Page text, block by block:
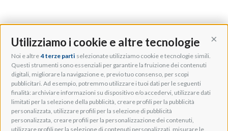
Utilizziamo i cookie e altre tecnologie
Noi e altre 4 terze parti selezionate utilizziamo cookie e tecnologie simili.
Questi strumenti sono essenziali per garantire la fruizione dei contenuti
digitali, migliorare la navigazione e, previo tuo consenso, per scopi
pubblicitari. Ad esempio, potremmo utilizzare i tuoi dati per le seguenti
finalità: archiviare informazioni su dispositivo e/o accedervi, utilizzare dati
limitati per la selezione della pubblicità, creare profili per la pubblicità
personalizzata, utilizzare profili per la selezione di pubblicità
personalizzata, creare profili per la personalizzazione dei contenuti,
utilizzare profili per la selezione di contenuti personalizzati, misurare le
Adeo Group S.r.l.
Via della Zarga, 50
Lavis, 38015 TN, Italy
Tel: +39 0461 248211
P.IVA: IT01262500224
PEC: pec@pec.adeogroup.it
SDI: T04ZHR3